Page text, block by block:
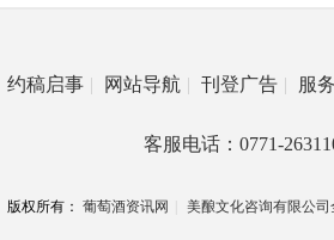
约稿启事 | 网站导航 | 刊登广告 | 服
客服电话：0771-
版权所有： 葡萄酒资讯网 美酿文化咨询有限公司